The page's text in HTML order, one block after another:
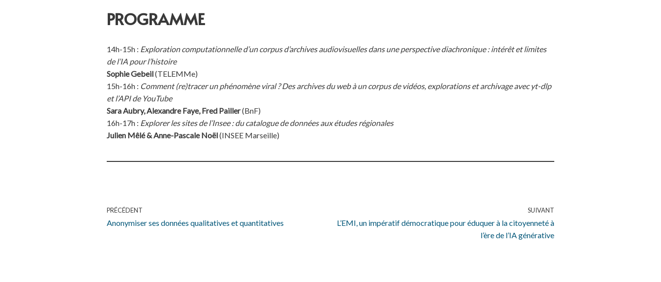
PROGRAMME
14h-15h : Exploration computationnelle d’un corpus d’archives audiovisuelles dans une perspective diachronique : intérêt et limites
de l’IA pour l’histoire
Sophie Gebeil(TELEMMe)
15h-16h : Comment (re)tracer un phénomène viral ? Des archives du web à un corpus de vidéos, explorations et archivage avec yt-dlp
et l’API de YouTube
Sara Aubry, Alexandre Faye, Fred Pailler(BnF)
16h-17h : Explorer les sites de l’Insee : du catalogue de données aux études régionales
Julien Mêlé & Anne-Pascale Noël(INSEE Marseille)
PRÉCÉDENT
Anonymiser ses données qualitatives et quantitatives
SUIVANT
L’EMI, un impératif démocratique pour éduquer à la citoyenneté à
l’ère de l’IA générative